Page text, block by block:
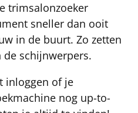
trimsalonzoeker
sneller dan ooit
in de buurt. Zo zetten
schijnwerpers.
inloggen of je
nog up-to-